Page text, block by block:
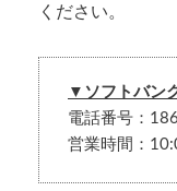
ください。
▼ソフトバン
電話番号：
営業時間：